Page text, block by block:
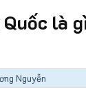
là
Nguyễn